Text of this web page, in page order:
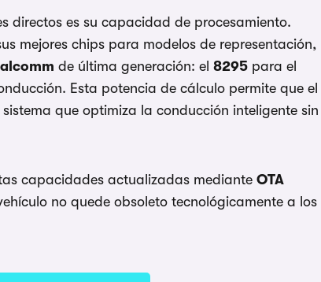
directos es su capacidad de procesamiento.
mejores chips para modelos de representación,
de última generación: el 8295 para el
Esta potencia de cálculo permite que el
sistema que optimiza la conducción inteligente sin
capacidades actualizadas mediante OTA
no quede obsoleto tecnológicamente a los